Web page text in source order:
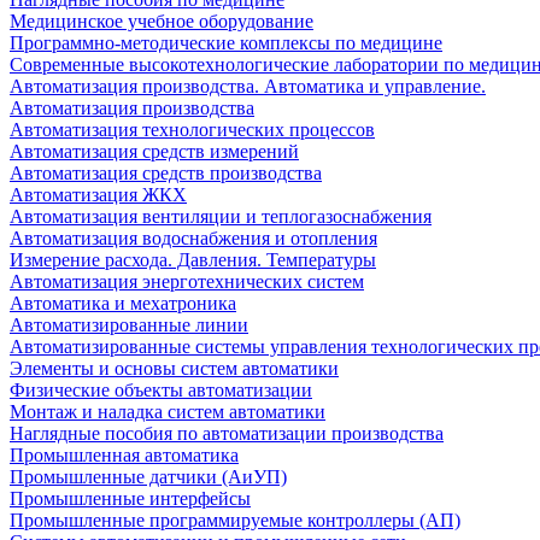
Медицинское учебное оборудование
Программно-методические комплексы по медицине
Современные высокотехнологические лаборатории по
Автоматизация производства. Автоматика и управление.
Автоматизация производства
Автоматизация технологических процессов
Автоматизация средств измерений
Автоматизация средств производства
Автоматизация ЖКХ
Автоматизация вентиляции и теплогазоснабжения
Автоматизация водоснабжения и отопления
Измерение расхода. Давления. Температуры
Автоматизация энерготехнических систем
Автоматика и мехатроника
Автоматизированные линии
Автоматизированные системы управления технологических
Элементы и основы систем автоматики
Физические объекты автоматизации
Монтаж и наладка систем автоматики
Наглядные пособия по автоматизации производства
Промышленная автоматика
Промышленные датчики (АиУП)
Промышленные интерфейсы
Промышленные программируемые контроллеры (АП)